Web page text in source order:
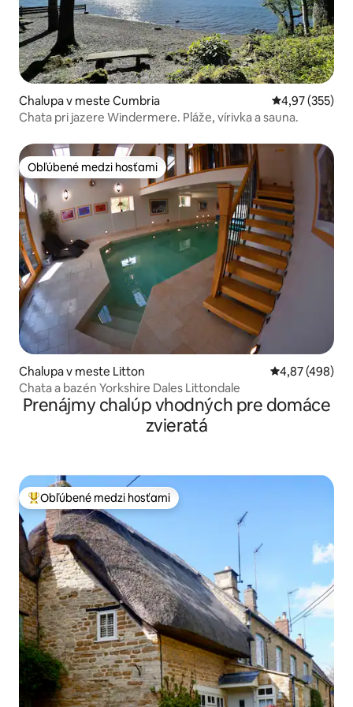
Chalupa v meste Cumbria Priemerné
4,97 (355)
Chata pri jazere Windermere. Pláže, vírivka a sauna.
Obľúbené medzi hosťami
Obľúbené medzi hosťami
Chalupa v meste Litton Priemerné
4,87 (498)
Chata a bazén Yorkshire Dales Littondale
Prenájmy chalúp vhodných pre domáce
zvieratá
Najobľúbenejšie medzi hosťami
Obľúbené medzi hosťami